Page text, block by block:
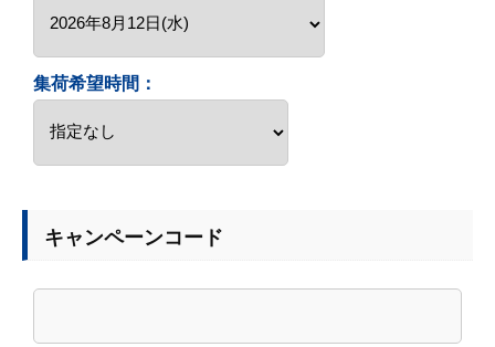
集荷希望時間：
キャンペーンコード